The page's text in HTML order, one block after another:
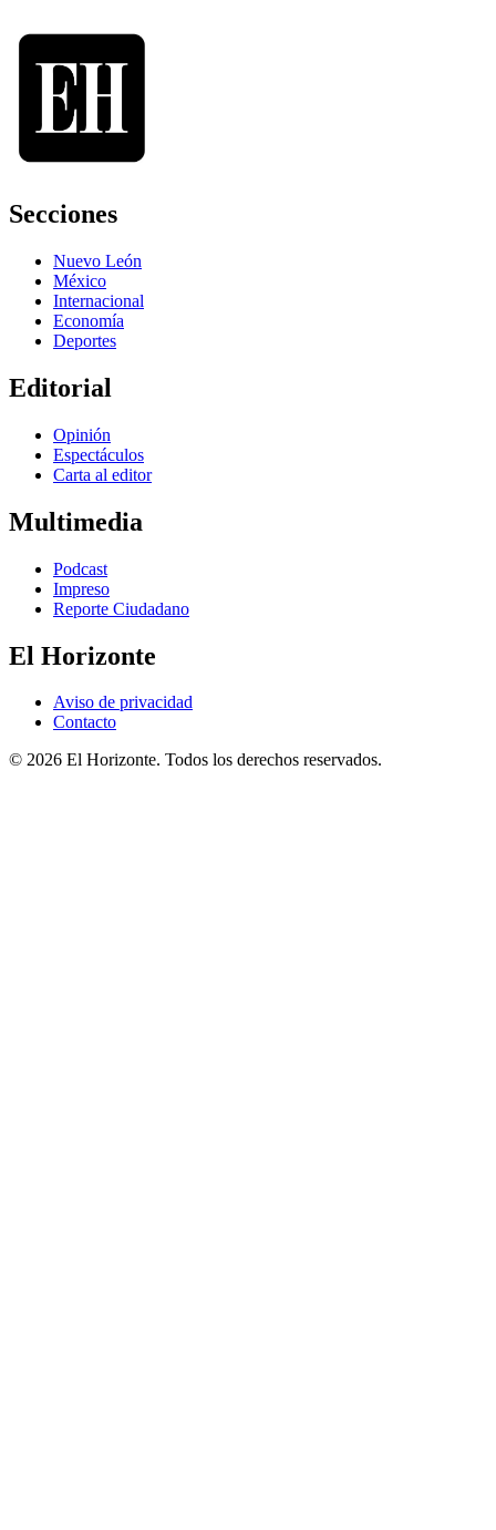
Secciones
Nuevo León
México
Internacional
Economía
Deportes
Editorial
Opinión
Espectáculos
Carta al editor
Multimedia
Podcast
Impreso
Reporte Ciudadano
El Horizonte
Aviso de privacidad
Contacto
© 2026 El Horizonte. Todos los derechos reservados.